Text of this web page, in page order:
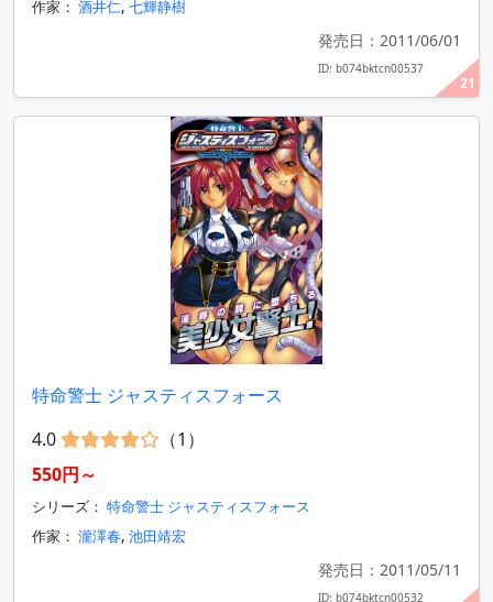
21
作家： 酒井仁, 七輝静樹
発売日：2011/06/01
ID: b074bktcn00537
特命警士 ジャスティスフォース
4.0
（1）
550円～
シリーズ： 特命警士 ジャスティスフォース
作家： 瀧澤春, 池田靖宏
発売日：2011/05/11
ID: b074bktcn00532